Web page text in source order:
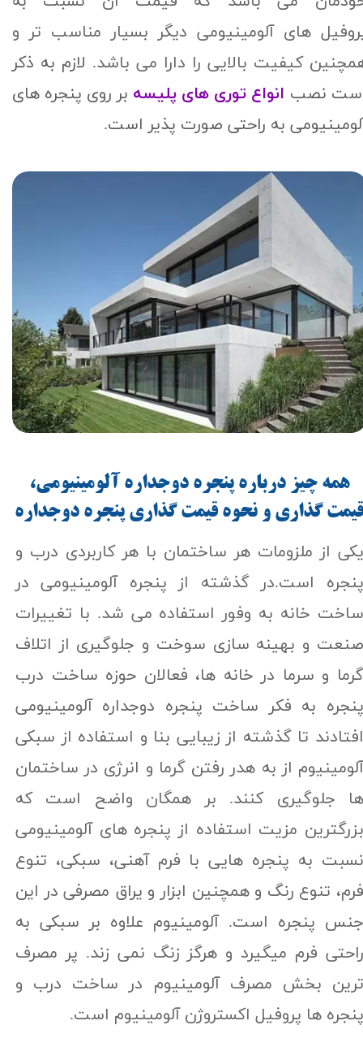
های آلومینیومی دیگر بسیار مناسب تر و
کیفیت بالایی را دارا می باشد. لازم به ذکر
نصب انواع توری های پلیسه بر روی پنجره های
به راحتی صورت پذیر است.​​​​​​​
یکی از ملزومات هر ساختمان با هر کاربردی درب و
پنجره است.در گذشته از پنجره آلومینیومی در
ساخت خانه به وفور استفاده می شد. با تغییرات
صنعت و بهینه سازی سوخت و جلوگیری از اتلاف
گرما و سرما در خانه ها، فعالان حوزه ساخت درب
پنجره به فکر ساخت پنجره دوجداره آلومینیومی
افتادند تا گذشته از زیبایی بنا و استفاده از سبکی
آلومینیوم از به هدر رفتن گرما و انرژی در ساختمان
ها جلوگیری کنند. بر همگان واضح است که
بزرگترین مزیت استفاده از پنجره های آلومینیومی
نسبت به پنجره هایی با فرم آهنی، سبکی، تنوع
فرم، تنوع رنگ و همچنین ابزار و یراق مصرفی در این
جنس پنجره است. آلومینیوم علاوه بر سبکی به
راحتی فرم میگیرد و هرگز زنگ نمی زند. پر مصرف
ترین بخش مصرف آلومینیوم در ساخت درب و
پنجره ها پروفیل اکستروژن آلومینیوم است.
همه چیز درباره پنجره دوجداره آلومینیومی،
گذاری و نحوه قیمت گذاری پنجره دوجداره